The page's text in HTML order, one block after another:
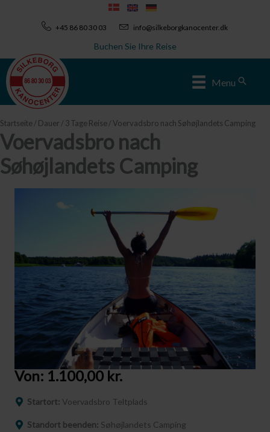
+45 86 80 30 03 info@silkeborgkanocenter.dk
Buchen Sie Ihre Reise
Menu
Startseite/ Dauer / 3 Tage Reise/ Voervadsbro nach Søhøjlandets Camping
Voervadsbro nach
Søhøjlandets Camping
Von: 1.100,00 kr.
Startort: Voervadsbro Teltplads
Standort beenden: Søhøjlandets Camping